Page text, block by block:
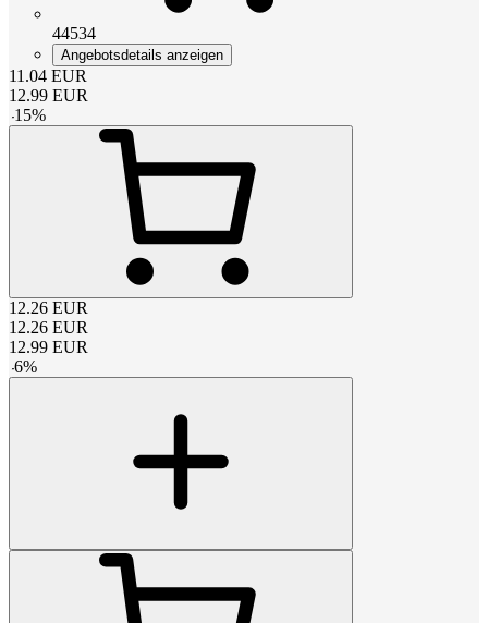
44534
Angebotsdetails anzeigen
11.04 EUR
12.99 EUR
-15%
12.26 EUR
12.26 EUR
12.99 EUR
-6%